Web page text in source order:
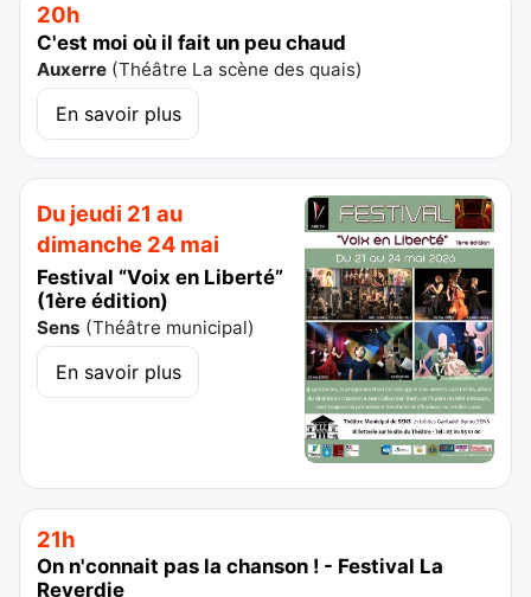
20h
C'est moi où il fait un peu chaud
Auxerre (Théâtre La scène des quais)
En savoir plus
Du jeudi 21 au
dimanche 24 mai
Festival “Voix en Liberté”
(1ère édition)
Sens (Théâtre municipal)
En savoir plus
21h
On n'connait pas la chanson ! - Festival La
Reverdie